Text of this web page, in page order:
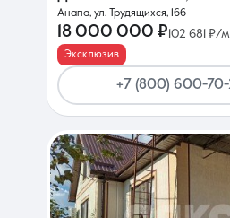
О компании
Анапа, ул. Трудящихся, 166
18 000 000 ₽ 102 681 ₽/
Эксклюзив
+7 (800) 600-70-